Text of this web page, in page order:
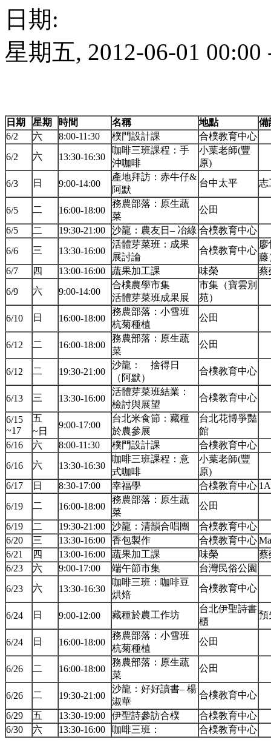
日期:
星期五, 2012-06-01 00:00
日期 星期 時間 名稱 地點
備
6/2
六 8:00-11:30 樸門設計課
合樸教育中心
6/2
六 13:30-16:30
咖啡三班課程：手
沖咖啡
小葉老師(豐
原)
6/3
日 9:00-14:00
產地拜訪：赤牛仔&
阿默
台中太平 志
6/5 二 16:00-18:00
務農部落：原生蔬
菜
公田
6/5
二 19:30-21:00 沙龍：農友日– 冶綠 合樸教育中心
6/6
三 13:30-16:00
活體芽菜班：成果
展討論
合樸教育中心
藤
6/7
四 13:00-16:00 蔬果加工課 味榮
蔡
6/9
六 9:00-14:00
合樸農學市集
活體芽菜班成果展
市集（寶雲別
苑）
6/10
日 16:00-18:00
務農部落：小雪班
杭菊種植
公田
6/12 二 16:00-18:00
務農部落：原生蔬
菜
公田
6/12 二 19:30-21:00
沙龍： 捨得日
（阿默）
合樸教育中心
6/13 三 13:30-16:00
活體芽菜班結業：
檢討與展望
合樸教育中心
6/15
~17
五
~日
9:00-17:00
台北米食節：藏種
於農參展
台北花博爭豔
館
6/16
六 8:00-11:30 樸門設計課
合樸教育中心
6/16
六 13:30-16:30
咖啡三班課程：意
式咖啡
小葉老師(豐
原)
6/17
日 8:30-17:00 幸福學 合樸教育中心
6/19
二 16:00-18:00
務農部落：原生蔬
菜
公田
6/19
二 19:30-21:00 沙龍：清韻合唱團
合樸教育中心
6/20
三 13:30-16:00 香包製作 合樸教育中心
6/21
四 13:00-16:00 蔬果加工課 味榮
蔡
6/23
六 9:00-17:00 端午節市集
台灣民俗公園
6/23
六 13:30-16:30
咖啡三班：咖啡豆
烘焙
合樸教育中心
6/24 日 9:00-12:00 藏種於農工作坊
台北伊聖詩書
櫃
預
6/24 日 16:00-18:00
務農部落：小雪班
杭菊種植
公田
6/26 二 16:00-18:00
務農部落：原生蔬
菜
公田
6/26 二 19:30-21:00
沙龍：好好讀書– 楊
淑華
合樸教育中心
6/29
五 13:30-19:00 伊聖詩參訪合樸
合樸教育中心
6/30
六 13:30-16:00 咖啡三班： 合樸教育中心